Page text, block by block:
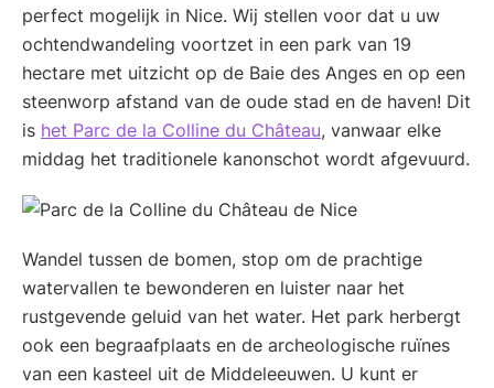
perfect mogelijk in Nice. Wij stellen voor dat u uw
ochtendwandeling voortzet in een park van 19
hectare met uitzicht op de Baie des Anges en op een
steenworp afstand van de oude stad en de haven! Dit
is het Parc de la Colline du Château, vanwaar elke
middag het traditionele kanonschot wordt afgevuurd.
Wandel tussen de bomen, stop om de prachtige
watervallen te bewonderen en luister naar het
rustgevende geluid van het water. Het park herbergt
ook een begraafplaats en de archeologische ruïnes
van een kasteel uit de Middeleeuwen. U kunt er